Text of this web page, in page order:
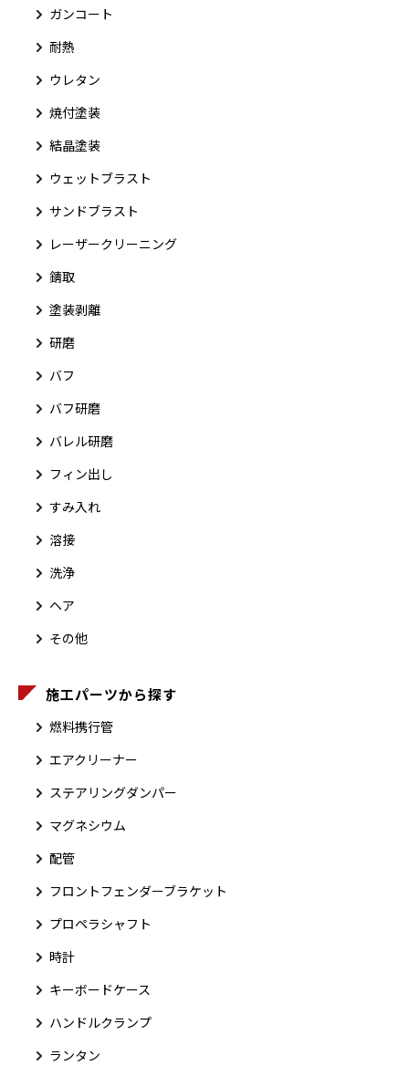
ガンコート
耐熱
ウレタン
焼付塗装
結晶塗装
ウェットブラスト
サンドブラスト
レーザークリーニング
錆取
塗装剥離
研磨
バフ
バフ研磨
バレル研磨
フィン出し
すみ入れ
溶接
洗浄
ヘア
その他
施工パーツから探す
燃料携行管
エアクリーナー
ステアリングダンパー
マグネシウム
配管
フロントフェンダーブラケット
プロペラシャフト
時計
キーボードケース
ハンドルクランプ
ランタン